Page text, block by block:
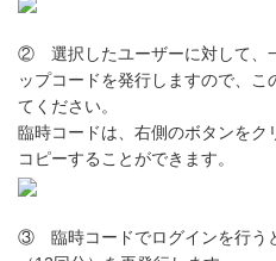
② 選択したユーザーに対して、
ップコードを発行しますので、こ
てください。
臨時コードは、右側のボタンをク
コピーすることができます。
③ 臨時コードでログインを行う